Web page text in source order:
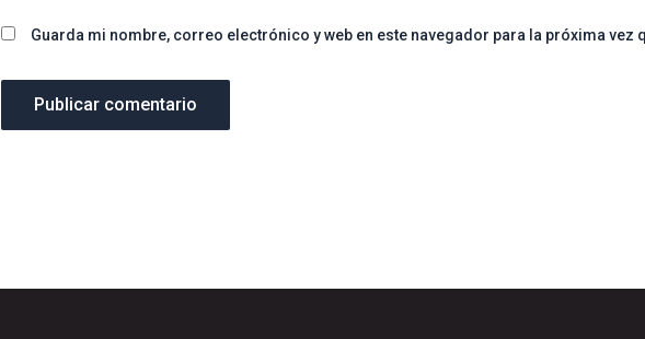
Guarda mi nombre, correo electrónico y web en este navegador para la próxima vez